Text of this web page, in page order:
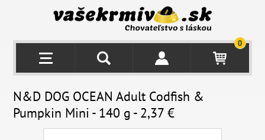
0
N&D DOG OCEAN Adult Codfish &
Pumpkin Mini - 140 g - 2,37 €